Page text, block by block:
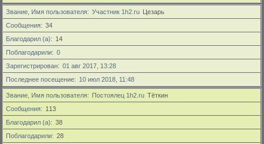
Звание, Имя пользователя Участник 1h2.ru Цезарь
Сообщения
34
Благодарил (а)
14
Поблагодарили
0
Зарегистрирован
01 авг 2017, 13:28
Последнее посещение
10 июл 2018, 11:48
Звание, Имя пользователя Постоялец 1h2.ru Тёткин
Сообщения
113
Благодарил (а)
38
Поблагодарили
28